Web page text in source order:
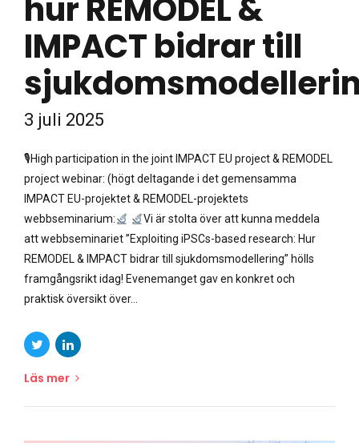
hur REMODEL &
IMPACT bidrar till
3 juli 2025
🎙High participation in the joint IMPACT EU project & REMODEL
project webinar: (högt deltagande i det gemensamma
IMPACT EU-projektet & REMODEL-projektets
webbseminarium:
Vi är stolta över att kunna meddela
att webbseminariet ”Exploiting iPSCs-based research: Hur
REMODEL & IMPACT bidrar till sjukdomsmodellering” hölls
framgångsrikt idag! Evenemanget gav en konkret och
praktisk översikt över...
Läs mer